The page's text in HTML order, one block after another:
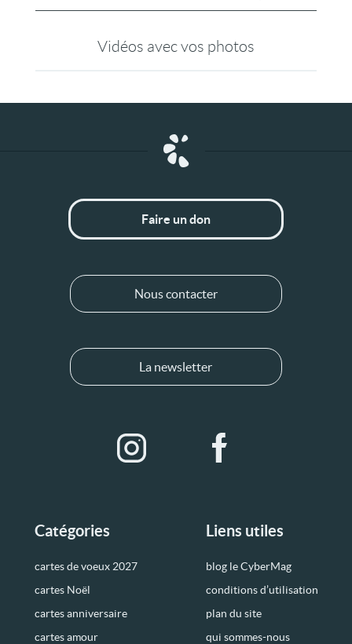
Vidéos avec vos photos
Catégories
cartes de voeux 2027
cartes Noël
cartes anniversaire
cartes amour
Liens utiles
blog le CyberMag
conditions d’utilisation
plan du site
qui sommes-nous
Faire un don
Nous contacter
La newsletter